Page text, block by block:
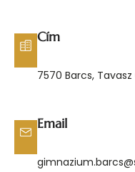
tartalomhoz
Cím
7570 Barcs,
Email